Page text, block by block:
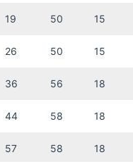
19 50 15
26 50 15
36 56 18
44 58 18
57 58 18